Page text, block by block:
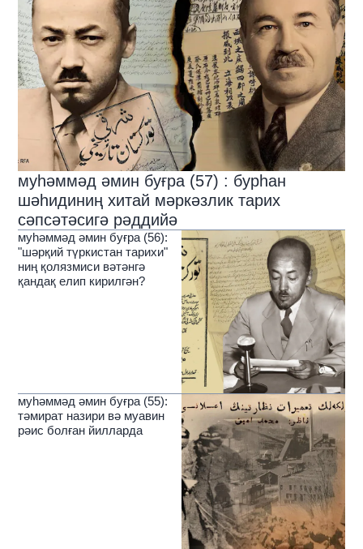
муһәммәд әмин буғра (57) : бурһан
шәһидиниң хитай мәркәзлик тарих
сәпсәтәсигә рәддийә
муһәммәд әмин буғра (56):
"шәрқий түркистан тарихи"
ниң қолязмиси вәтәнгә
қандақ елип кирилгән?
муһәммәд әмин буғра (55):
тәмират назири вә муавин
рәис болған йилларда